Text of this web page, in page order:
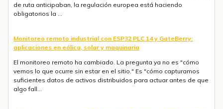
de ruta anticipaban, la regulación europea está haciendo
obligatorios la ...
Monitoreo remoto industrial con ESP32 PLC 14 y GateBerry:
aplicaciones en eólica, solar y maquinaria
El monitoreo remoto ha cambiado. La pregunta ya no es "cómo
vemos lo que ocurre sin estar en el sitio." Es "cómo capturamos
suficientes datos de activos distribuidos para actuar antes de que
algo fall...